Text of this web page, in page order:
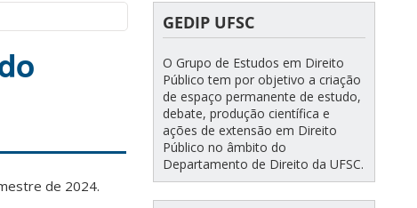
de 2024.
GEDIP UFSC
O Grupo de Estudos em Direito
Público tem por objetivo a criação
de espaço permanente de estudo,
debate, produção científica e
ações de extensão em Direito
Público no âmbito do
Departamento de Direito da UFSC.